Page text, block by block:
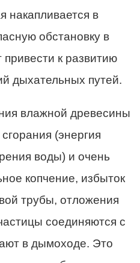
накапливается в
обстановку в
к развитию
дыхательных путей.
влажной древесины
(энергия
воды) и очень
копчение, избыток
трубы, отложения
соединяются с
в дымоходе. Это